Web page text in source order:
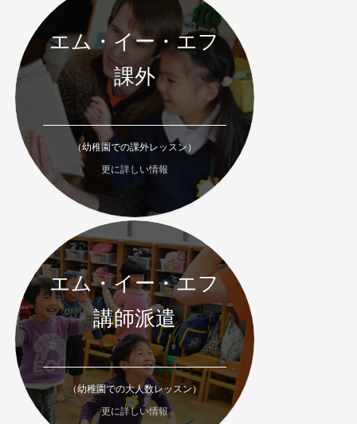
エム・イー・エフ
課外
（幼稚園での課外レッスン）
更に詳しい情報
エム・イー・エフ
講師派遣
（幼稚園での大人数レッスン）
更に詳しい情報